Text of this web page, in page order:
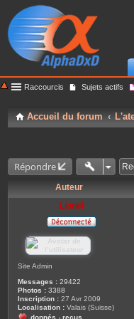
Raccourcis Sujets actifs
Accueil du forum
Répondre
Auteur
Lionel
Site Admin
Messages : 29422
Photos : 3388
Inscription : 27 Avr 2009
Localisation : Valais (Suisse)
donnés
reçus